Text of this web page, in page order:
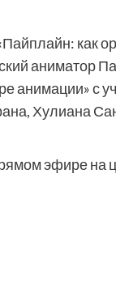
как
аниматор
анимации» с
Хулиана
эфире на